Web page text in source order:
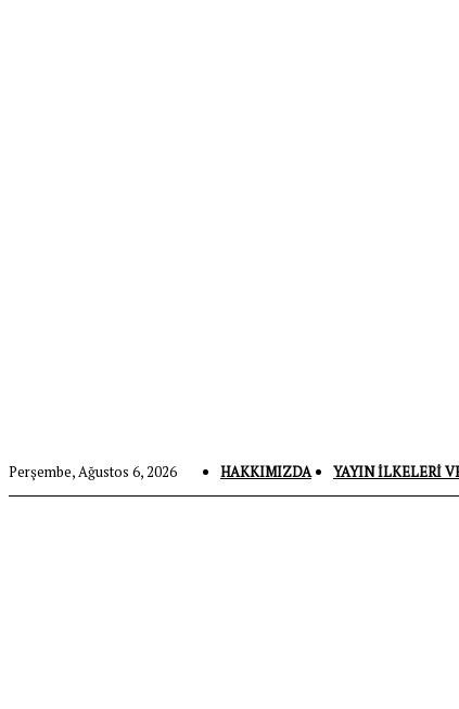
Perşembe, Ağustos 6, 2026 HAKKIMIZDA YAYIN İLKELERI